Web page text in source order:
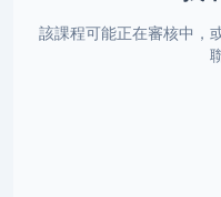
該課程可能正在審核中，